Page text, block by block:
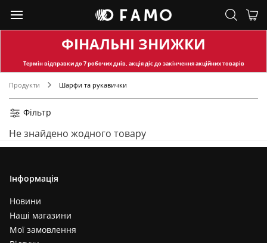
ФІНАЛЬНІ ЗНИЖКИ
Термін відправкидо 7 робочих днів, акція діє до закінчення акційних товарів
Продукти Шарфи та рукавички
Фільтр
Не знайдено жодного товару
Інформація
Новини
Наші магазини
Мої замовлення